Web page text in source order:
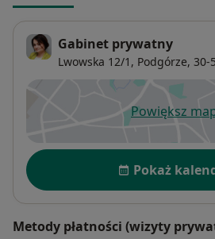
Gabinet prywatny
Lwowska 12/1, Podgórze, 30-
Powiększ
Dostępność
Pokaż
Metody płatności (wizyty